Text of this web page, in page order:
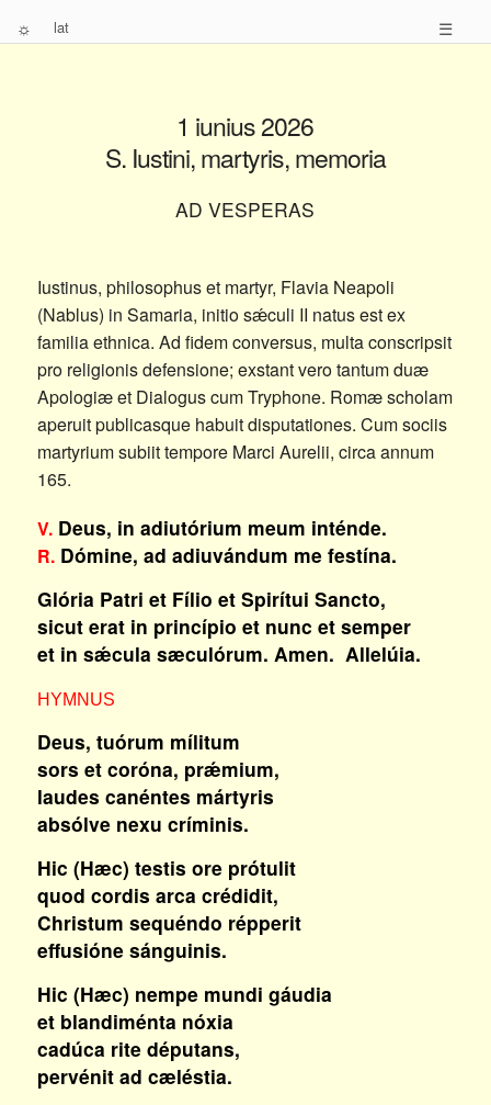
☼ lat ☰
1 iunius 2026
S. Iustini, martyris, memoria
AD VESPERAS
Iustinus, philosophus et martyr, Flavia Neapoli
(Nablus) in Samaria, initio sǽculi II natus est ex
familia ethnica. Ad fidem conversus, multa conscripsit
pro religionis defensione; exstant vero tantum duæ
Apologiæ et Dialogus cum Tryphone. Romæ scholam
aperuit publicasque habuit disputationes. Cum sociis
martyrium subiit tempore Marci Aurelii, circa annum
165.
V.Deus, in adiutórium meum inténde.
R.Dómine, ad adiuvándum me festína.
Glória Patri et Fílio et Spirítui Sancto,
sicut erat in princípio et nunc et semper
et in sǽcula sæculórum. Amen. Allelúia.
HYMNUS
Deus, tuórum mílitum
sors et coróna, prǽmium,
laudes canéntes mártyris
absólve nexu críminis.
Hic (Hæc) testis ore prótulit
quod cordis arca crédidit,
Christum sequéndo répperit
effusióne sánguinis.
Hic (Hæc) nempe mundi gáudia
et blandiménta nóxia
cadúca rite députans,
pervénit ad cæléstia.